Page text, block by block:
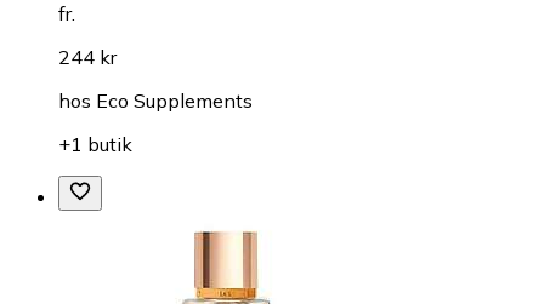
fr.
244 kr
hos Eco Supplements
+1 butik